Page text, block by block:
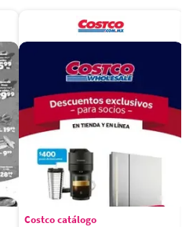
Costco catálogo